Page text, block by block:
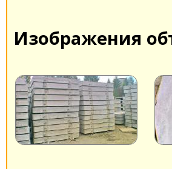
Изображения